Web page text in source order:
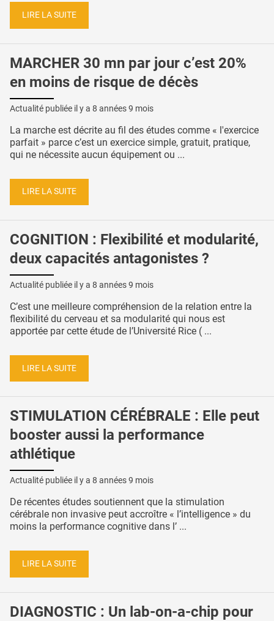
LIRE LA SUITE
MARCHER 30 mn par jour c’est 20%
en moins de risque de décès
Actualité publiée il y a 8 années 9 mois
La marche est décrite au fil des études comme « l'exercice
parfait » parce c’est un exercice simple, gratuit, pratique,
qui ne nécessite aucun équipement ou ...
LIRE LA SUITE
COGNITION : Flexibilité et modularité,
deux capacités antagonistes ?
Actualité publiée il y a 8 années 9 mois
C’est une meilleure compréhension de la relation entre la
flexibilité du cerveau et sa modularité qui nous est
apportée par cette étude de l’Université Rice ( ...
LIRE LA SUITE
STIMULATION CÉRÉBRALE : Elle peut
booster aussi la performance
athlétique
Actualité publiée il y a 8 années 9 mois
De récentes études soutiennent que la stimulation
cérébrale non invasive peut accroître « l’intelligence » du
moins la performance cognitive dans l’ ...
LIRE LA SUITE
DIAGNOSTIC : Un lab-on-a-chip pour